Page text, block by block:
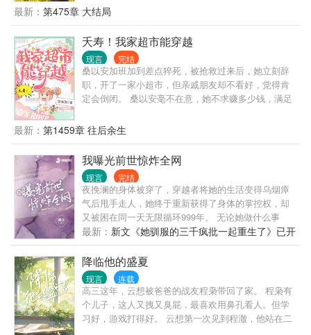
情，却没想到一不小心成了团宠。 原书女主把她当妹
妹？女主的跟班竟成了她的？村里的人都说小陆知青
人美嘴甜有文化，争着对她好？就连“成精”的房子也成
了萌宠小*？ 但那有如何，谁叫她偏偏绑定了一个用劳
动才能换积分的系统！ 从此开启自己卷王的人生！ 别
人休息她学习，别人养猪她下地！
最新： 第475章 大结局
夭寿！我家超市能穿越
现言 完结
桑以安加班加到差点猝死，被抢救过来后，她立刻辞
职，开了一家小超市，但亲戚朋友却不看好，觉得肯
定会倒闭。 桑以安毫不在意，她不求赚多少钱，满足
超市每天午夜12点就开始作妖，送来各个位面的顾
客，让她熬夜加班！ …… 桑以安：“……” 她的小超市
非但没有倒闭，反而越来越红火，并且还出现了各种
各样奇奇怪怪的商品，每天客人络绎不绝。 生门有些
怀疑人生，他经历过的宿主都是靠着它成为大富豪，
名利双收，美人坏绕，走上人生巅峰。 只有这位，凭
借一己之力，直接把华国带到了世界巅峰！
最新： 第1459章 往后余生
我曝光前世惊炸全网
现言 完结
夜挽澜的身体被穿了，穿越者将她的生活变得乌烟瘴
气后甩手走人，她终于重新获得了身体的掌控权，却
又被困在同一天无限循环999年。 无论她做什么事
情，一切都会重来，被逼成了一个掌控无数技能的疯
子。 脱离循环那天，面对残局，所有人都笑她回天无
力，直到她的前世今生无意被曝光—— 夜挽澜从十丈
高处轻功跃下，毫发无损 有人解释：她吊了威亚 夜挽
澜一曲，有死无伤 有人辩白：都是后期特效 夜挽澜再
现太乙神针，妙手回春 有人掩饰：提前写好的剧本 此
后，失落百年的武学秘法、缂丝技术、戏曲文艺重现
于世…… 为她疯狂找借口的大佬们：…… 能不能收敛
最新： 新文《她驯服的三千疯批一起重生了》已开
降临他的盛夏
现言 连载
高三这年，云想被爸爸的战友程枭带回了家。 程枭有
个儿子，这人又拽又臭屁，最喜欢用鼻孔看人。但学
习好，游戏打得好。 云想第一次见到程澈，他站在二